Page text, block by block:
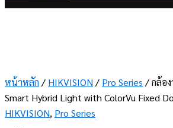
หน้าหลัก / HIKVISION / Pro Series / กล้อง
Smart Hybrid Light with ColorVu Fixed
HIKVISION, Pro Series